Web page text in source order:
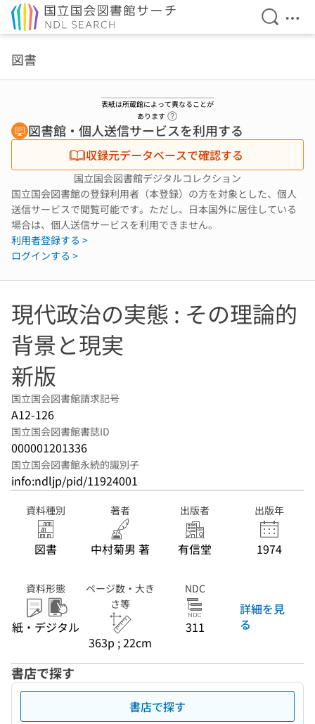
検索を
メ
図書
表紙は所蔵館によって異なることが
あります
図書館・個人送信サービスを利用する
収録元データベースで確認する
国立国会図書館デジタルコレクション
国立国会図書館の登録利用者（本登録）の方を対象とした、個人
送信サービスで閲覧可能です。ただし、日本国外に居住している
場合は、個人送信サービスを利用できません。
利用者登録する >
ログインする >
現代政治の実態 : その理論的
背景と現実
新版
国立国会図書館請求記号
A12-126
国立国会図書館書誌ID
000001201336
国立国会図書館永続的識別子
info:ndljp/pid/11924001
資料種別
図書
著者
中村菊男 著
出版者
有信堂
出版年
1974
資料形態
紙・デジタル
ページ数・大き
さ等
363p ; 22cm
NDC
311
詳細を見
る
書店で探す
書店で探す